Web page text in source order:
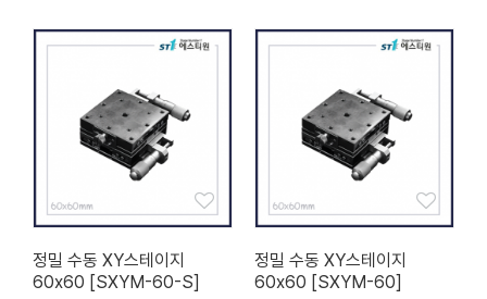
정밀 수동 XY스테이지
60x60 [SXYM-60-S]
정밀 수동 XY스테이지
60x60 [SXYM-60]